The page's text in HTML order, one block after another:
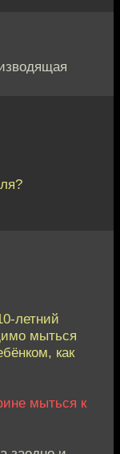
летний
мыться
как
мыться к